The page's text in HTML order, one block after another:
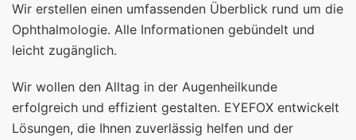
Wir erstellen einen umfassenden Überblick rund um die
Ophthalmologie. Alle Informationen gebündelt und
leicht zugänglich.
Wir wollen den Alltag in der Augenheilkunde
erfolgreich und effizient gestalten. EYEFOX entwickelt
Lösungen, die Ihnen zuverlässig helfen und der